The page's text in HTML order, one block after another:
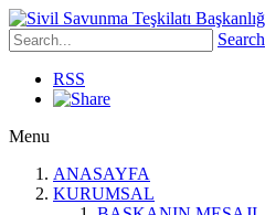
Search
RSS
Menu
ANASAYFA
KURUMSAL